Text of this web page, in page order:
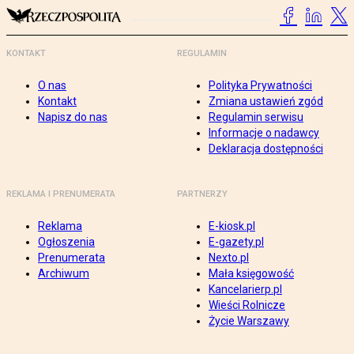
KONTAKT
O nas
Kontakt
Napisz do nas
REGULAMIN
Polityka Prywatności
Zmiana ustawień zgód
Regulamin serwisu
Informacje o nadawcy
Deklaracja dostępności
REKLAMA I PRENUMERATA
Reklama
Ogłoszenia
Prenumerata
Archiwum
PARTNERZY
E-kiosk.pl
E-gazety.pl
Nexto.pl
Mała księgowość
Kancelarierp.pl
Wieści Rolnicze
Życie Warszawy